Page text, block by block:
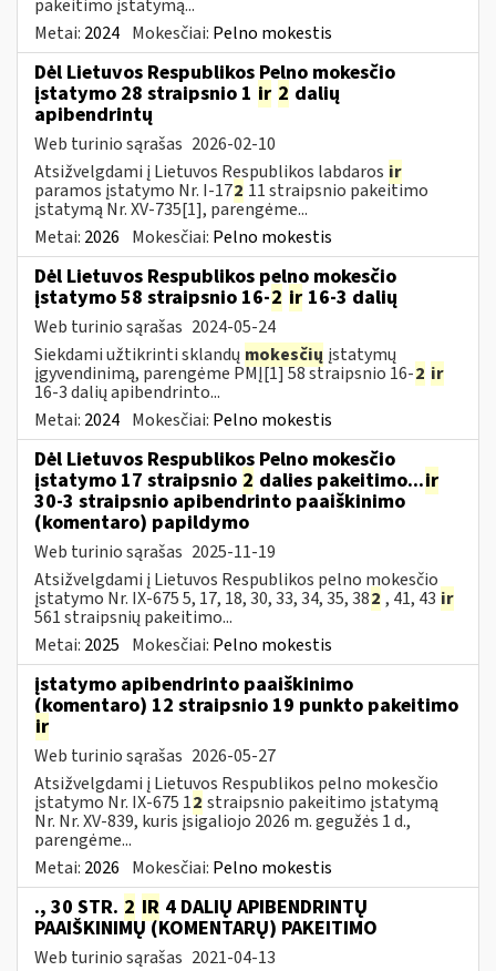
pakeitimo įstatymą...
Metai: 2024 Mokesčiai: Pelno mokestis
Dėl Lietuvos Respublikos Pelno mokesčio
įstatymo 28 straipsnio 1 ir 2 dalių
apibendrintų
Web turinio sąrašas 2026-02-10
Atsižvelgdami į Lietuvos Respublikos labdaros ir
paramos įstatymo Nr. I-172 11 straipsnio pakeitimo
įstatymą Nr. XV-735[1], parengėme...
Metai: 2026 Mokesčiai: Pelno mokestis
Dėl Lietuvos Respublikos pelno mokesčio
įstatymo 58 straipsnio 16-2 ir 16-3 dalių
Web turinio sąrašas 2024-05-24
Siekdami užtikrinti sklandų mokesčių įstatymų
įgyvendinimą, parengėme PMĮ[1] 58 straipsnio 16-2 ir
16-3 dalių apibendrinto...
Metai: 2024 Mokesčiai: Pelno mokestis
Dėl Lietuvos Respublikos Pelno mokesčio
įstatymo 17 straipsnio 2 dalies pakeitimo...ir
30-3 straipsnio apibendrinto paaiškinimo
(komentaro) papildymo
Web turinio sąrašas 2025-11-19
Atsižvelgdami į Lietuvos Respublikos pelno mokesčio
įstatymo Nr. IX-675 5, 17, 18, 30, 33, 34, 35, 382 , 41, 43 ir
561 straipsnių pakeitimo...
Metai: 2025 Mokesčiai: Pelno mokestis
įstatymo apibendrinto paaiškinimo
(komentaro) 12 straipsnio 19 punkto pakeitimo
ir
Web turinio sąrašas 2026-05-27
Atsižvelgdami į Lietuvos Respublikos pelno mokesčio
įstatymo Nr. IX-675 12 straipsnio pakeitimo įstatymą
Nr. Nr. XV-839, kuris įsigaliojo 2026 m. gegužės 1 d.,
parengėme...
Metai: 2026 Mokesčiai: Pelno mokestis
., 30 STR. 2 IR 4 DALIŲ APIBENDRINTŲ
PAAIŠKINIMŲ (KOMENTARŲ) PAKEITIMO
Web turinio sąrašas 2021-04-13